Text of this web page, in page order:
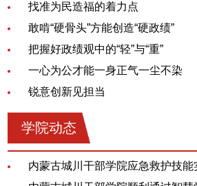
找准为民造福的着力点
敢啃“硬骨头”方能创造“硬政绩”
把握好政绩观中的“轻”与“重”
一心为公才能一身正气一尘不染
锐意创新见担当
学院动态
内蒙古城川干部学院“好课程、精品
关于《内蒙古城川干部学院“好课程、
精品课”网络课程录制询...
内蒙古城川干部学院“好课程、精品
课”网络课程录制询价公告